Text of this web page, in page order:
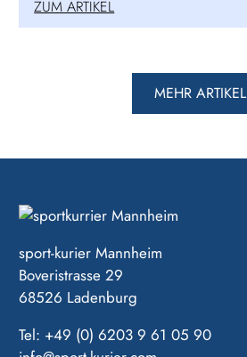
ZUM ARTIKEL
MEHR ARTIKEL
sport-kurier Mannheim
Boveristrasse 29
68526 Ladenburg
Tel: +49 (0) 6203 9 61 05 90